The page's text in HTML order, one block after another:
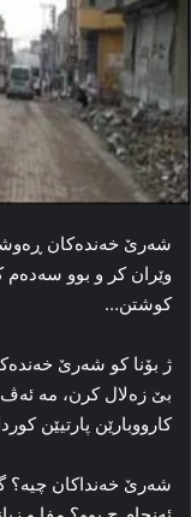
شه‌رێ خه‌نده‌کان ڕه‌وشا
وێران کر و بوو
کوشتن…
ژ بۆنا كو شەرێ
بێ زەلال كرن، مە
كارووبارێن پارتیێن
شەرێ خەنداكان چیە؟